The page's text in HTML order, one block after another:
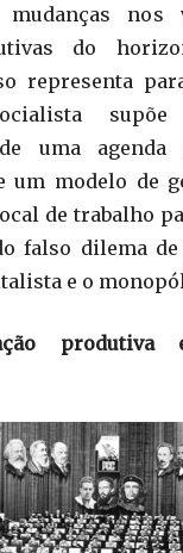
mudanças
do
representa
uma
um modelo de
de trabalho
falso dilema
e o
produtiva